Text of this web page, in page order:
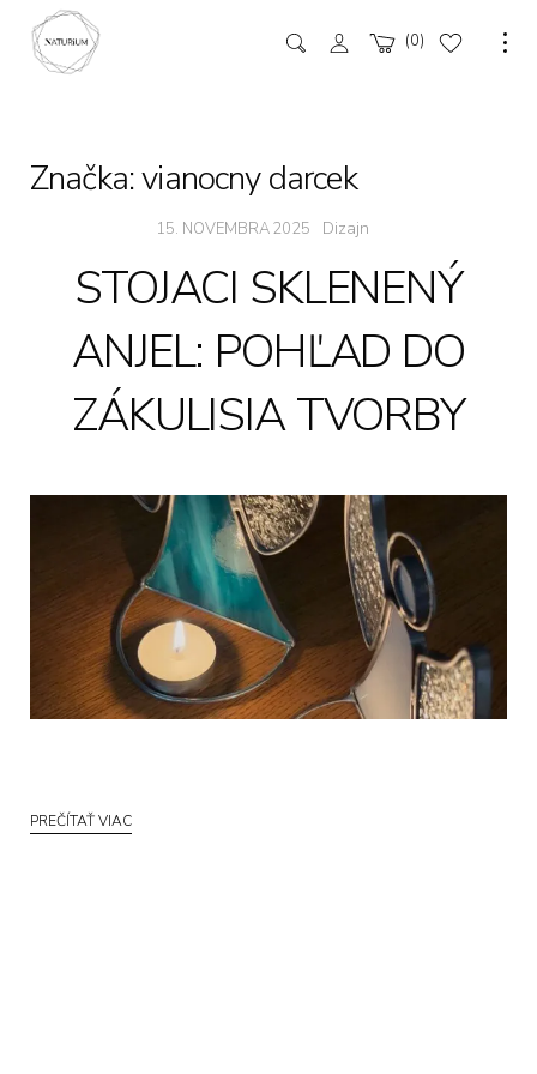
0
Značka:vianocny darcek
15. NOVEMBRA 2025 Dizajn
STOJACI SKLENENÝ
ANJEL: POHĽAD DO
ZÁKULISIA TVORBY
PREČÍTAŤ VIAC